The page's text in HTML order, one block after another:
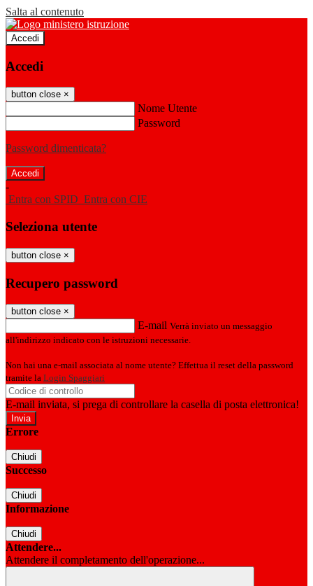
Salta al contenuto
Accedi
Accedi
button close ×
Nome Utente
Password
Password dimenticata?
-
Entra con SPID Entra con CIE
Seleziona utente
button close ×
Recupero password
button close ×
E-mail Verrà inviato un messaggio
all'indirizzo indicato con le istruzioni necessarie.
Non hai una e-mail associata al nome utente? Effettua il reset della password
tramite la Login Spaggiari
E-mail inviata, si prega di controllare la casella di posta elettronica!
Errore
Chiudi
Successo
Chiudi
Informazione
Chiudi
Attendere...
Attendere il completamento dell'operazione...